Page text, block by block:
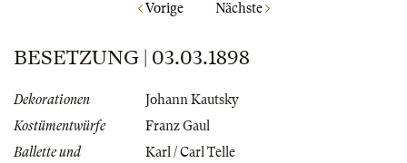
Vorige Nächste
BESETZUNG | 03.03.1898
Dekorationen
Johann Kautsky
Kostümentwürfe
Franz Gaul
Ballette und
Karl / Carl Telle